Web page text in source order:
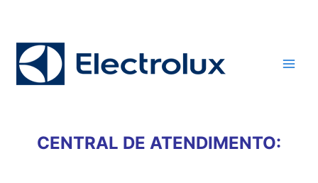
conteúdo
CENTRAL DE ATENDIMENTO: